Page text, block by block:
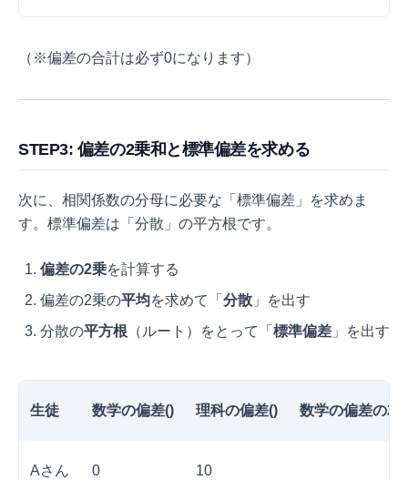
（※偏差の合計は必ず0になります）
STEP3: 偏差の2乗和と標準偏差を求める
次に、相関係数の分母に必要な「標準偏差」を求めま
す。標準偏差は「分散」の平方根です。
偏差の2乗を計算する
偏差の2乗の平均を求めて「 分散 」を出す
分散の平方根 （ルート）をとって「 標準偏差 」を出す
生徒 数学の偏差() 理科の偏差() 数学の偏差の2
Aさん 0 10